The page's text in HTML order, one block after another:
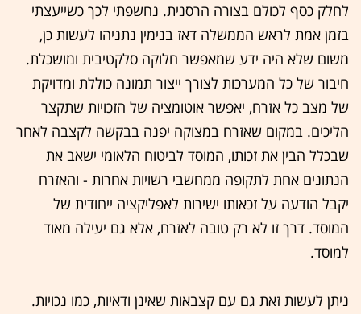
לחלק כסף לכולם בצורה הרסנית. נחשפתי לכך כשייעצתי
בזמן אמת לראש הממשלה דאז בנימין נתניהו לעשות כן,
משום שלא היה ידע שמאפשר חלוקה סלקטיבית ומושכלת.
חיבור של כל המערכות לצורך ייצור תמונה כוללת ומדויקת
של מצב כל אזרח, יאפשר אוטומציה של הזכויות שתקצר
הליכים. במקום שאזרח במצוקה יפנה בבקשה לקצבה לאחר
שבכלל הבין את זכותו, המוסד לביטוח הלאומי ישאב את
הנתונים אחת לתקופה ממחשבי רשויות אחרות - והאזרח
יקבל הודעה על זכאותו ישירות לאפליקציה ייחודית של
המוסד. דרך זו לא רק טובה לאזרח, אלא גם יעילה מאוד
למוסד.
ניתן לעשות זאת גם עם קצבאות שאינן ודאיות, כמו נכויות.